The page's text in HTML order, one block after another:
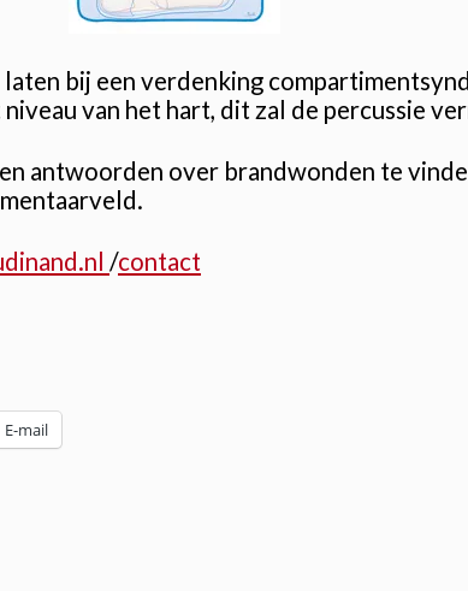
bij een verdenking
van het hart, dit zal de percussie
antwoorden over brandwonden te
/contact
E-mail